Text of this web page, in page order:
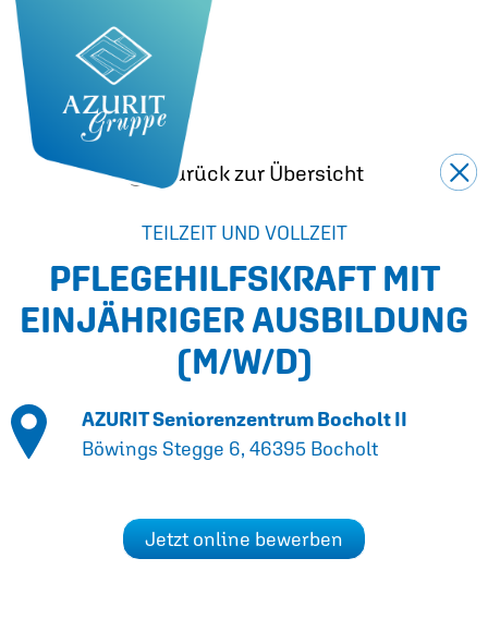
Zurück zur Übersicht
TEILZEIT UND VOLLZEIT
PFLEGEHILFSKRAFT MIT
EINJÄHRIGER AUSBILDUNG
(M/W/D)
AZURIT Seniorenzentrum Bocholt II
Böwings Stegge 6, 46395 Bocholt
Jetzt online bewerben